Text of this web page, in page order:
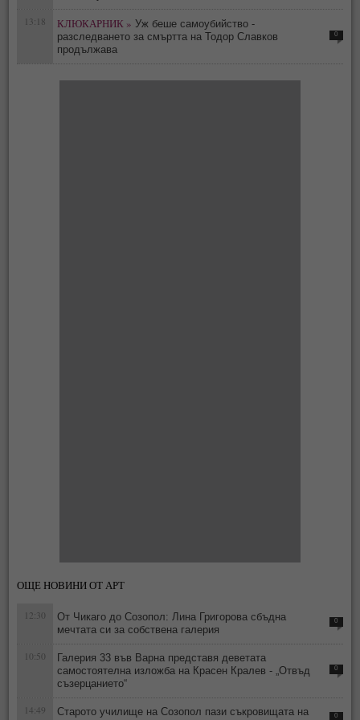
13:18 КЛЮКАРНИК » Уж беше самоубийство -
разследването за смъртта на Тодор Славков
продължава
0
ОЩЕ НОВИНИ ОТ АРТ
12:30
От Чикаго до Созопол: Лина Григорова сбъдна
мечтата си за собствена галерия
0
10:50
Галерия 33 във Варна представя деветата
самостоятелна изложба на Красен Кралев - „Отвъд
съзерцанието“
0
14:49
Старото училище на Созопол пази съкровищата на
0